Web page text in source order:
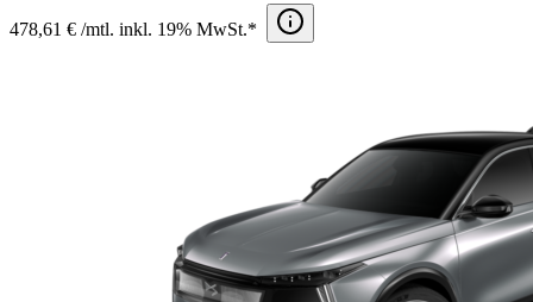
478,61 € /mtl. inkl. 19% MwSt.*